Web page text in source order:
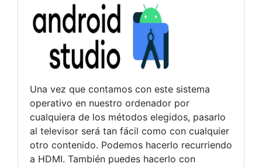
Una vez que contamos con este sistema
operativo en nuestro ordenador por
cualquiera de los métodos elegidos, pasarlo
al televisor será tan fácil como con cualquier
otro contenido. Podemos hacerlo recurriendo
a HDMI. También puedes hacerlo con